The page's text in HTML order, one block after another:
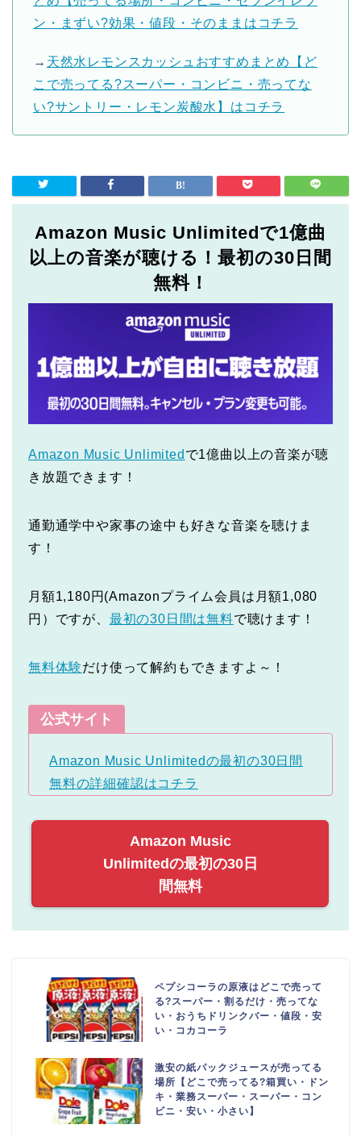
ン・まずい?効果・値段・そのままはコチラ
→ 天然水レモンスカッシュおすすめまとめ【ど
こで売ってる?スーパー・コンビニ・売ってな
い?サントリー・レモン炭酸水】はコチラ
Amazon Music Unlimitedで1億曲
以上の音楽が聴ける！最初の30日間
無料！
Amazon Music Unlimited で1億曲以上の音楽が聴
き放題できます！
通勤通学中や家事の途中も好きな音楽を聴けま
す！
月額1,180円(Amazonプライム会員は月額1,080
円）ですが、 最初の30日間は無料で聴けます！
無料体験だけ使って解約もできますよ～！
公式サイト
Amazon Music Unlimitedの最初の30日間
無料の詳細確認はコチラ
Amazon Music
Unlimitedの最初の30日
間無料
ペプシコーラの原液はどこで売って
る?スーパー・割るだけ・売ってな
い・おうちドリンクバー・値段・安
い・コカコーラ
激安の紙パックジュースが売ってる
場所【どこで売ってる?箱買い・ドン
キ・業務スーパー・スーパー・コン
ビニ・安い・小さい】